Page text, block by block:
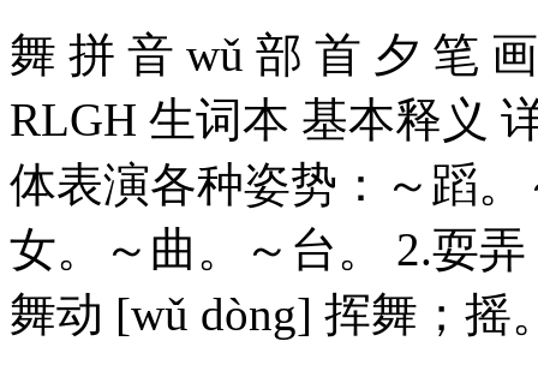
舞 拼 音 wǔ 部 首 夕 笔
RLGH 生词本 基本释义
体表演各种姿势：～蹈
女。～曲。～台。 2.耍
舞动 [wǔ dòng] 挥舞；摇